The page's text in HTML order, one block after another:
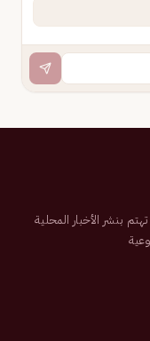
إلكترونية سعودية تم تأسيسها عام 2007م تهتم بنشر الأخبار المحلية